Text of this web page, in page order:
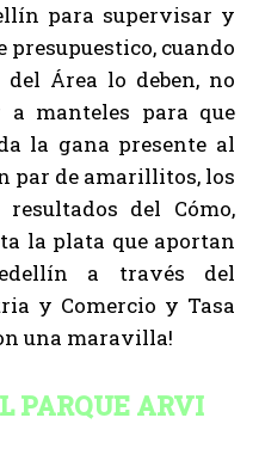
para supervisar y
presupuestico, cuando
Área lo deben, no
manteles para que
la gana presente al
par de amarillitos, los
del Cómo,
la plata que aportan
a través del
y Comercio y Tasa
una maravilla!
PARQUE ARVI